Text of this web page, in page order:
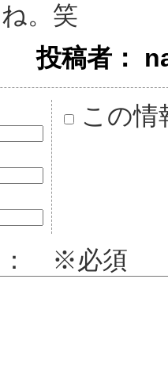
。笑
投稿者：
この情
： ※必須